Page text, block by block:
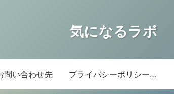
気になるラボ
問い合わせ先 プライバシーポリシー・免責事項